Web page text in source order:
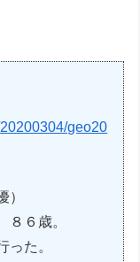
geo20
）
８６歳。
った。